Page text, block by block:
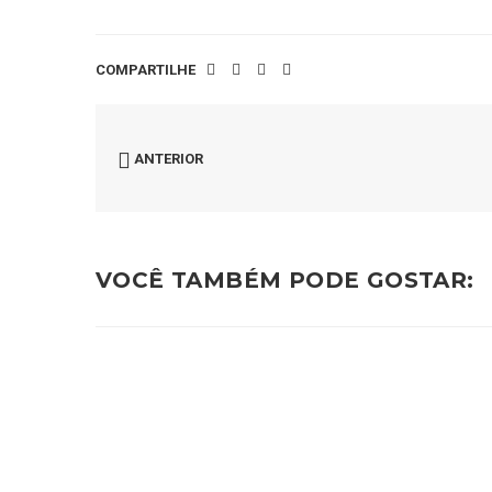
COMPARTILHE
ANTERIOR
VOCÊ TAMBÉM PODE GOSTAR: